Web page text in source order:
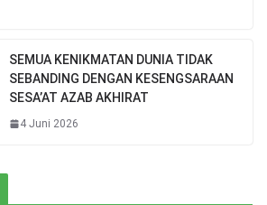
SEMUA KENIKMATAN DUNIA TIDAK
SEBANDING DENGAN KESENGSARAAN
SESA’AT AZAB AKHIRAT
4 Juni 2026